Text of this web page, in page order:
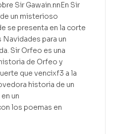
Sir Gawain.nnEn Sir
un misterioso
se presenta en la corte
Navidades para un
Sir Orfeo es una
de Orfeo y
que vencixf3 a la
historia de un
un
los poemas en